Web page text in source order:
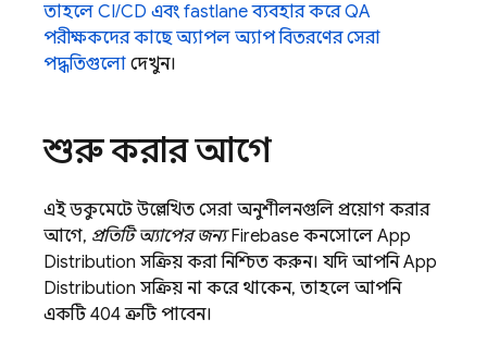
তাহলে CI/CD এবং fastlane ব্যবহার করে QA
পরীক্ষকদের কাছে অ্যাপল অ্যাপ বিতরণের সেরা
পদ্ধতিগুলো দেখুন।
শুরু করার আগে
এই ডকুমেন্টে উল্লেখিত সেরা অনুশীলনগুলি প্রয়োগ করার
আগে, প্রতিটি অ্যাপের জন্য Firebase কনসোলে App
Distribution সক্রিয় করা নিশ্চিত করুন। যদি আপনিApp
Distribution সক্রিয় না করে থাকেন, তাহলে আপনি
একটি 404 ত্রুটি পাবেন।